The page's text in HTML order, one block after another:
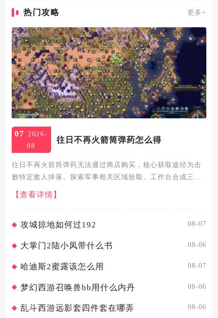
热门攻略 更多+
07
2026-
08
往日不再火箭筒弹药怎么得
往日不再火箭筒弹药无法通过商店购买，核心获取途径为击
败特定敌人掉落、探索军事相关区域拾取、工作台合成三
种，同时需配合技能与资源管理稳定补给。火箭筒全称BND-
150，是游戏中顶级重武器，弹药属于稀缺战略资源，无法在
【查看详情】
攻城掠地如何过192 08-07
大掌门2陆小凤带什么书 08-06
哈迪斯2蜜露该怎么用 08-07
梦幻西游召唤兽bb用什么内丹 08-06
乱斗西游远影套四件套在哪弄 08-06